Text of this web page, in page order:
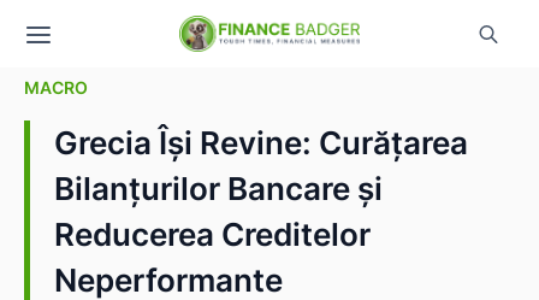
MACRO
Grecia Își Revine: Curățarea
Bilanțurilor Bancare și
Reducerea Creditelor
Neperformante